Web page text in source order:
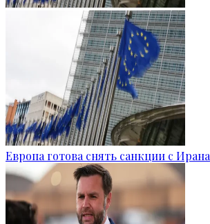
Европа готова снять санкции с Ирана